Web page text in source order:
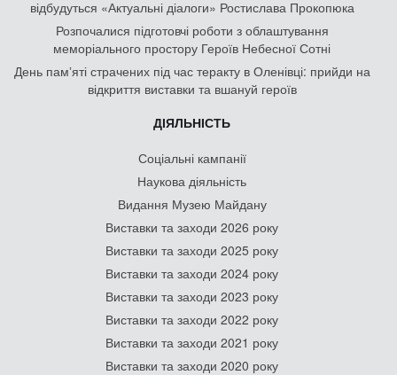
відбудуться «Актуальні діалоги» Ростислава Прокопюка
Розпочалися підготовчі роботи з облаштування
меморіального простору Героїв Небесної Сотні
День памʼяті страчених під час теракту в Оленівці: прийди на
відкриття виставки та вшануй героїв
ДІЯЛЬНІСТЬ
Соціальні кампанії
Наукова діяльність
Видання Музею Майдану
Виставки та заходи 2026 року
Виставки та заходи 2025 року
Виставки та заходи 2024 року
Виставки та заходи 2023 року
Виставки та заходи 2022 року
Виставки та заходи 2021 року
Виставки та заходи 2020 року